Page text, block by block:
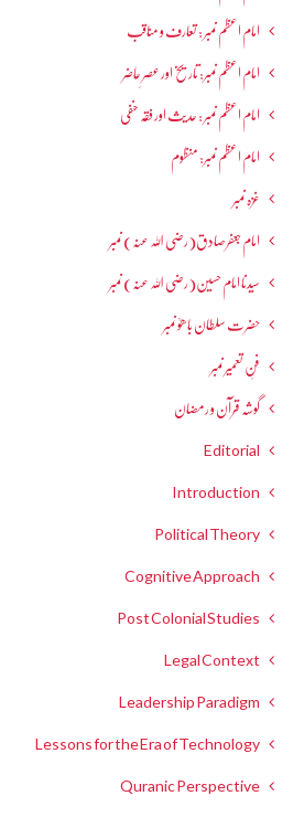
امام اعظم نمبر : تعارف و مناقب
امام اعظم نمبر: تاریخ اور عصرِ حاضر
امام اعظم نمبر : حدیث اور فقہ حنفی
امام اعظم نمبر: منظوم
غزہ نمبر
امام جعفرصادق(رضی اللہ عنہ) نمبر
سیدنا امام حسین(رضی اللہ عنہ) نمبر
حضرت سلطان باھوؒ نمبر
فنِ تعمیر نمبر
گوشہ قرآن و رمضان
Editorial
Introduction
Political Theory
Cognitive Approach
Post Colonial Studies
Legal Context
Leadership Paradigm
Lessons for the Era of Technology
Quranic Perspective